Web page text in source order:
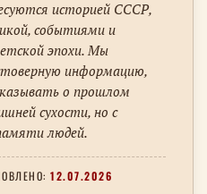
историей СССР,
событиями и
эпохи. Мы
информацию,
о прошлом
сухости, но с
людей.
12.07.2026